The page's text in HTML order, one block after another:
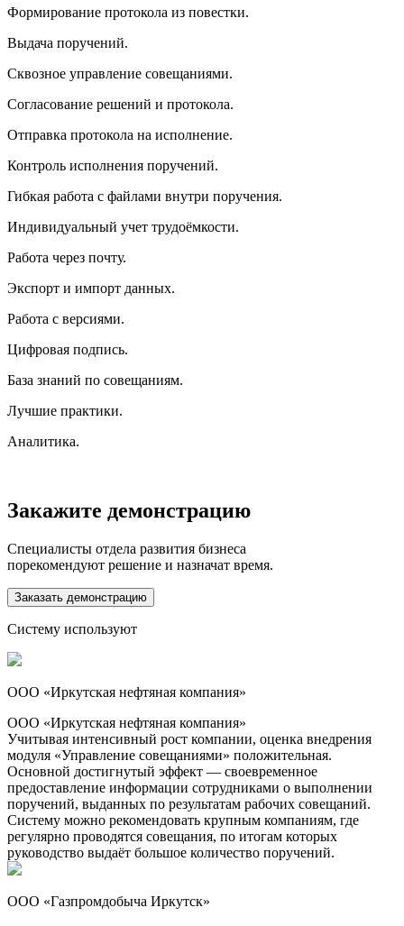
Формирование протокола из повестки.
Выдача поручений.
Сквозное управление совещаниями.
Согласование решений и протокола.
Отправка протокола на исполнение.
Контроль исполнения поручений.
Гибкая работа с файлами внутри поручения.
Индивидуальный учет трудоёмкости.
Работа через почту.
Экспорт и импорт данных.
Работа с версиями.
Цифровая подпись.
База знаний по совещаниям.
Лучшие практики.
Аналитика.
Закажите демонстрацию
Специалисты отдела развития бизнеса
порекомендуют решение и назначат время.
Заказать демонстрацию
Систему используют
ООО «Иркутская нефтяная компания»
ООО «Иркутская нефтяная компания»
Учитывая интенсивный рост компании, оценка внедрения
модуля «Управление совещаниями» положительная.
Основной достигнутый эффект — своевременное
предоставление информации сотрудниками о выполнении
поручений, выданных по результатам рабочих совещаний.
Систему можно рекомендовать крупным компаниям, где
регулярно проводятся совещания, по итогам которых
руководство выдаёт большое количество поручений.
ООО «Газпромдобыча Иркутск»